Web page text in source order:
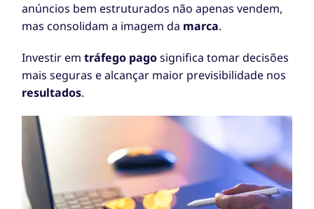
anúncios bem estruturados não apenas vendem,
mas consolidam a imagem da marca.
Investir emtráfego pagosignifica tomar decisões
mais seguras e alcançar maior previsibilidade nos
resultados.